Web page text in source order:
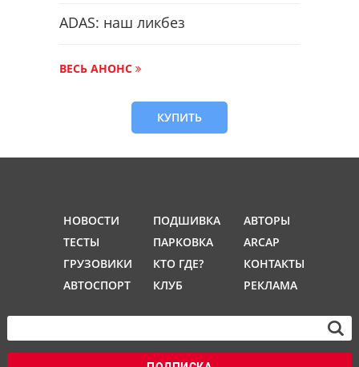
ADAS: наш ликбез
ВЕСЬ АНОНС
КУПИТЬ
НОВОСТИ
ТЕСТЫ
ГРУЗОВИКИ
АВТОСПОРТ
ПОДШИВКА
ПАРКОВКА
КТО ГДЕ?
КЛУБ
АВТОРЫ
ARCAP
КОНТАКТЫ
РЕКЛАМА